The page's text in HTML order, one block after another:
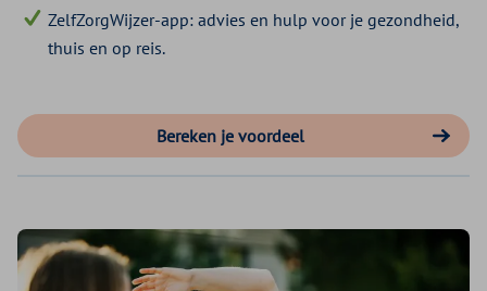
ZelfZorgWijzer-app: advies en hulp voor je gezondheid,
thuis en op reis.
Bereken je voordeel